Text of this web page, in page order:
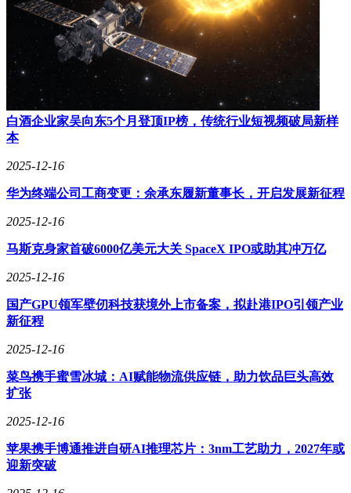
产慢、达人招募难、投放成本高的问题。中秋国庆期间，平台
围绕攻略、打卡、活动等策划选题，借助AI生成2500余条优
质视频，并通过“PGC+UGC”联动推广，显著提升话题热度。
该方案降低创作成本的同时，扩大品牌曝光，助力景区营销数
字化转型。
杭州优数云旅信息技术有限公司与杭州京杭大运河博物馆合
作，依托AI技术整合多源数据，构建大运河文化可信数据空
间。通过建立“可信空间→数据集→智能体应用”全链条机制，
整合区域内文化资源，实现政企数据协同创新，生动展现大运
造的“趣游建德”AI智能体，构建了服务与交易一体化智能闭
环。该方案解决游客咨询与消费场景脱节、数据价值未充分激
活等问题，提升游客满意度与景区运营效率，拉动二次消费增
长，为同类景区智能化升级提供示范样本。
浙江天迈文化科技有限公司与杭州良渚古城旅游发展有限公司
推出的良渚VR大空间体验，通过VR技术带领游客“走进”五千
40位观众互动体验。访客化身“时间旅人”，参与神圣祭祀、直
面洪水危机，感受古国兴衰。高精度空间定位、动作捕捉等技
术手段，实现上亿面数字模型的高保真还原，为文旅沉浸式体
验提供新范式。
杭州易客智慧旅游科技有限公司与杭州远景国际旅行社有限公
司合作，通过AI技术优化报价流程。系统根据客户需求即时
生成精准报价单，实现“分钟级”响应，提升专业形象与成单
白酒企业家吴向东5个月登顶IP榜，传统行业短视频破局新样
本
2025-12-16
华为终端公司工商变更：余承东履新董事长，开启发展新征程
2025-12-16
马斯克身家首破6000亿美元大关 SpaceX IPO或助其冲万亿
2025-12-16
国产GPU领军壁仞科技获境外上市备案，拟赴港IPO引领产业
新征程
2025-12-16
菜鸟携手蜜雪冰城：AI赋能物流供应链，助力饮品巨头高效
扩张
2025-12-16
苹果携手博通推进自研AI推理芯片：3nm工艺助力，2027年或
迎新突破